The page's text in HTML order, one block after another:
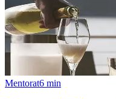
Mentorat6 min